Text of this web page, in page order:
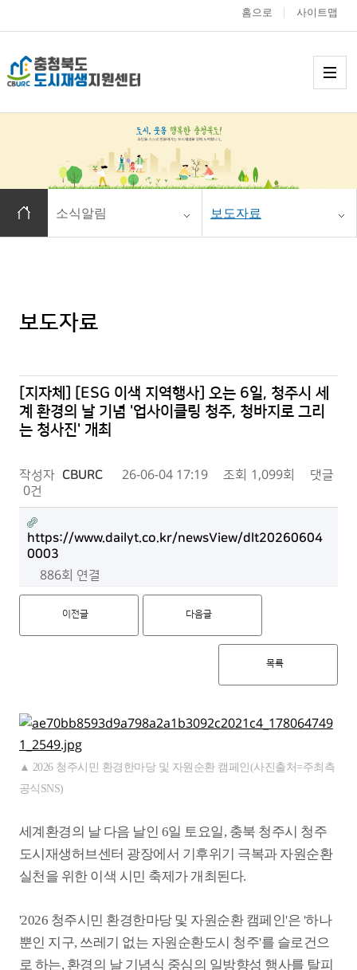
충청북도 도시재
홈으로 사이트맵
홈으로 이동
소식알림 보도자료
보도자료
[지자체] [ESG 이색 지역행사] 오는 6일, 청주시 세
계 환경의 날 기념 '업사이클링 청주, 청바지로 그리
는 청사진' 개최
작성자 CBURC 26-06-04 17:19 조회 1,099회
댓글
0건
https://www.dailyt.co.kr/newsView/dlt20260604
0003
886회 연결
이전글 다음글
목록
▲ 2026 청주시민 환경한마당 및 자원순환 캠페인(사진출처=주최측
공식SNS)
세계환경의 날 다음 날인 6일 토요일, 충북 청주시 청주
도시재생허브센터 광장에서 기후위기 극복과 자원순환
실천을 위한 이색 시민 축제가 개최된다.
'2026 청주시민 환경한마당 및 자원순환 캠페인'은 '하나
뿐인 지구, 쓰레기 없는 자원순환도시 청주'를 슬로건으
로 하는, 환경의 날 기념식 중심의 일방향성 행사를 탈피